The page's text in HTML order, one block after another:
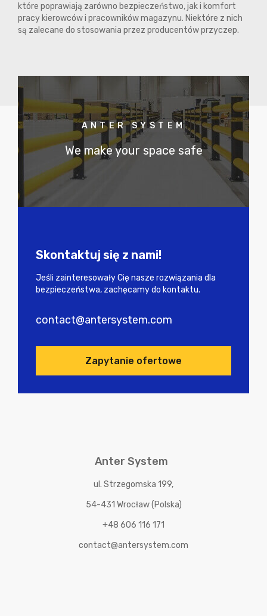
które poprawiają zarówno bezpieczeństwo, jak i komfort
pracy kierowców i pracowników magazynu. Niektóre z nich
są zalecane do stosowania przez producentów przyczep.
ANTER SYSTEM
We make your space safe
Skontaktuj się z nami!
Jeśli zainteresowały Cię nasze rozwiązania dla
bezpieczeństwa, zachęcamy do kontaktu.
contact@antersystem.com
Zapytanie ofertowe
Anter System
ul. Strzegomska 199,
54-431 Wrocław (Polska)
+48 606 116 171
contact@antersystem.com